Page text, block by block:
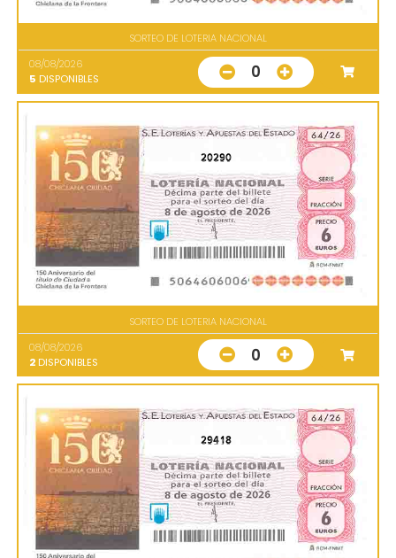
SORTEO DE LOTERIA NACIONAL
08/08/2026
5 DISPONIBLES 0
20290
SORTEO DE LOTERIA NACIONAL
08/08/2026
2 DISPONIBLES 0
29418